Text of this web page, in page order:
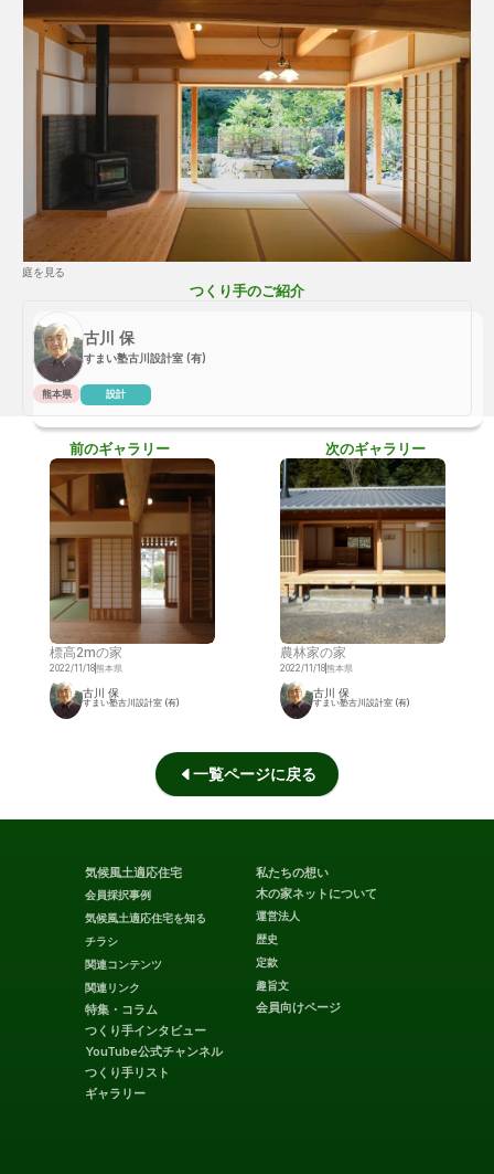
庭を見る
つくり手のご紹介
古川 保
すまい塾古川設計室 (有)
熊本県 設計
前のギャラリー
標高2mの家
古川 保
すまい塾古川設計室 (有)
2022/11/18熊本県
次のギャラリー
農林家の家
古川 保
すまい塾古川設計室 (有)
2022/11/18熊本県
一覧ページに戻る
特集・コラム
つくり手インタビュー
YouTube公式チャンネル
つくり手リスト
ギャラリー
気候風土適応住宅
会員採択事例
気候風土適応住宅を知る
チラシ
関連コンテンツ
関連リンク
私たちの想い
木の家ネットについて
運営法人
歴史
定款
趣旨文
会員向けページ